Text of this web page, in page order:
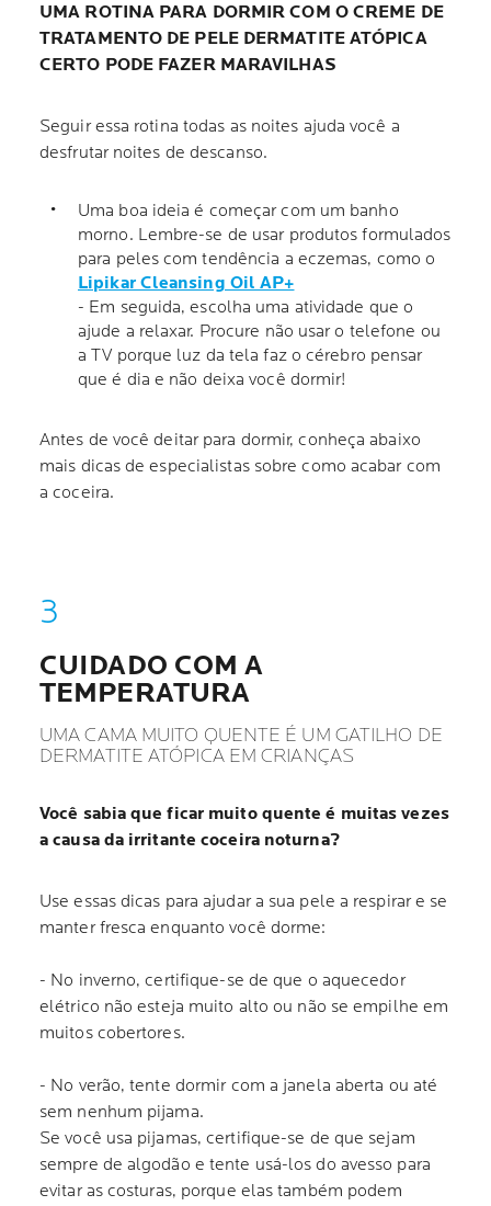
UMA ROTINA PARA DORMIR COM O CREME DE
TRATAMENTO DE PELE DERMATITE ATÓPICA
CERTO PODE FAZER MARAVILHAS
Seguir essa rotina todas as noites ajuda você a
desfrutar noites de descanso.
Uma boa ideia é começar com um banho
morno. Lembre-se de usar produtos formulados
para peles com tendência a eczemas, como o
Lipikar Cleansing Oil AP+
- Em seguida, escolha uma atividade que o
ajude a relaxar. Procure não usar o telefone ou
a TV porque luz da tela faz o cérebro pensar
que é dia e não deixa você dormir!
Antes de você deitar para dormir, conheça abaixo
mais dicas de especialistas sobre como acabar com
a coceira.
CUIDADO COM A
TEMPERATURA
UMA CAMA MUITO QUENTE É UM GATILHO DE
DERMATITE ATÓPICA EM CRIANÇAS
Você sabia que ficar muito quente é muitas vezes
a causa da irritante coceira noturna?
Use essas dicas para ajudar a sua pele a respirar e se
manter fresca enquanto você dorme:
- No inverno, certifique-se de que o aquecedor
elétrico não esteja muito alto ou não se empilhe em
muitos cobertores.
- No verão, tente dormir com a janela aberta ou até
sem nenhum pijama.
Se você usa pijamas, certifique-se de que sejam
sempre de algodão e tente usá-los do avesso para
evitar as costuras, porque elas também podem